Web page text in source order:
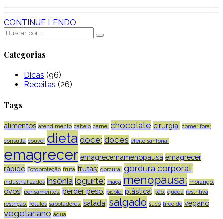
CONTINUE LENDO
Categorias
Dicas (96)
Receitas (26)
Tags
alimentos atendimento cabelo carne; chocolate cirurgia; comer fora;
consulta couve; dieta doce; doces efeito sanfona;
emagrecer emagrecernamenopausa emagrecer
rápido Fotoproteção fruta frutas; gordura; gordura corporal;
industrializados insônia iogurte; maçã menopausa; morango;
ovos; pensamentos; perder peso; picolé; plástica; pão; queda restritiva
restrição; rótulos sabotadores; salada; salgado suco tireoide vegano
vegetariano água